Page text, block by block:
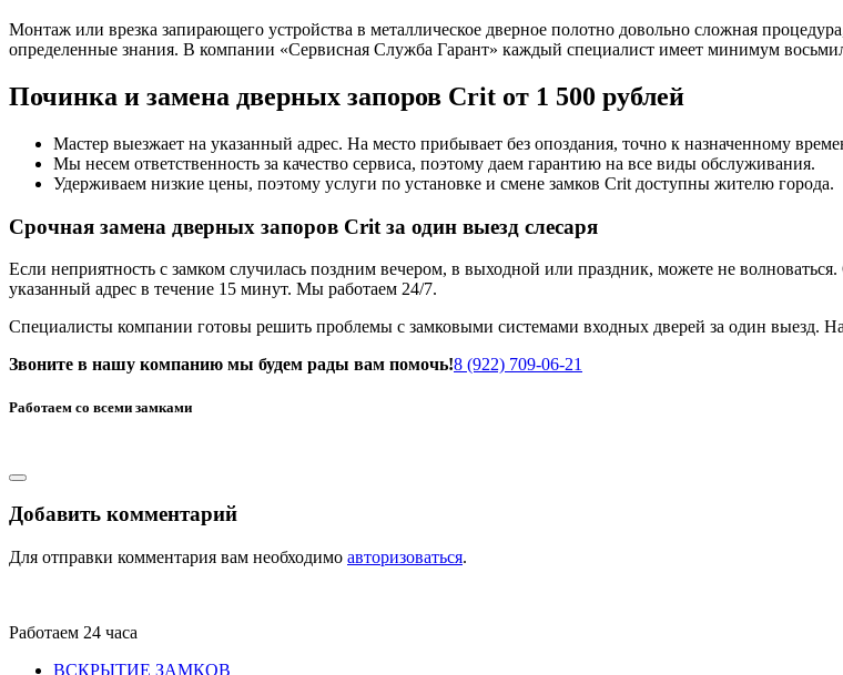
Монтаж или врезка запирающего устройства в металлическое дверное полотно довольно сложная
определенные знания. В компании «Сервисная Служба Гарант» каждый специалист имеет минимум
Починка и замена дверных запоров Crit от 1 500 рублей
Мастер выезжает на указанный адрес. На место прибывает без опоздания, точно к назначенному
Мы несем ответственность за качество сервиса, поэтому даем гарантию на все виды обслуживания.
Удерживаем низкие цены, поэтому услуги по установке и смене замков Crit доступны жителю города.
Срочная замена дверных запоров Crit за один выезд слесаря
Если неприятность с замком случилась поздним вечером, в выходной или праздник, можете не
указанный адрес в течение 15 минут. Мы работаем 24/7.
Специалисты компании готовы решить проблемы с замковыми системами входных дверей за один выезд.
Звоните в нашу компанию мы будем рады вам помочь!8 (922) 709-06-21
Работаем со всеми замками
Добавить комментарий
Для отправки комментария вам необходимо авторизоваться.
Работаем 24 часа
ВСКРЫТИЕ ЗАМКОВ